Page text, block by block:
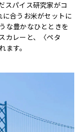
スパイス研究家がコ
合うお米がセットに
な豊かなひとときを
カレーと、〈ペタ
す。